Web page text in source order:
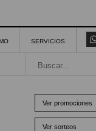
SERVICIOS
Ver promociones
Ver sorteos